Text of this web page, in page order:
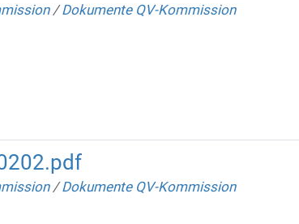
/Dokumente QV-Kommission
/Dokumente QV-Kommission